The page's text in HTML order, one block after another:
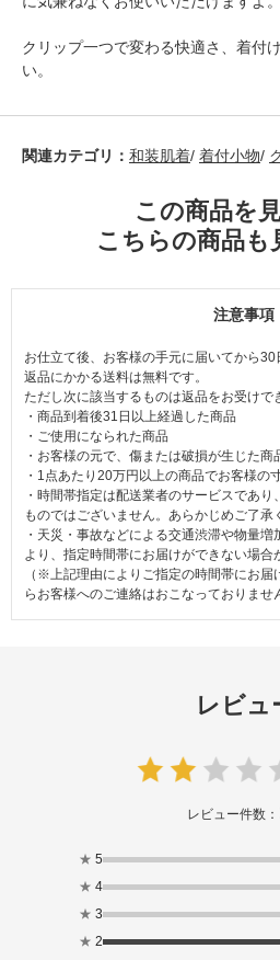
クリップ一つで変わる快適さ、着付
い。
関連カテゴリ： 和装肌着/ 着付小物/
この商品を
こちらの商品も
注意事項
お仕立て後、お客様の手元に届いてから30
返品にかかる送料は無料です。
ただし次に該当するものは返品をお受けで
・商品到着後31日以上経過した商品
・ご使用になられた商品
・お客様の元で、傷または破損が生じた商
・1点あたり20万円以上の商品でお客様の
・時間帯指定は配送業者のサービスであ
ものではございません。あらかじめご了承
・天災・事故などによる交通渋滞や物量
より、指定時間帯にお届けができない場合
（※上記理由によりご指定の時間帯にお
らお客様へのご連絡はおこなっておりませ
レビュ
レビュー件数：
★ 5
★ 4
★ 3
★ 2